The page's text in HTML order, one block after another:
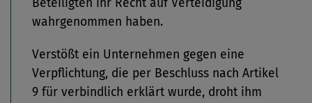
Beteiligten ihr Recht auf Verteidigung
wahrgenommen haben.
Verstößt ein Unternehmen gegen eine
Verpflichtung, die per Beschluss nach Artikel
9 für verbindlich erklärt wurde, droht ihm